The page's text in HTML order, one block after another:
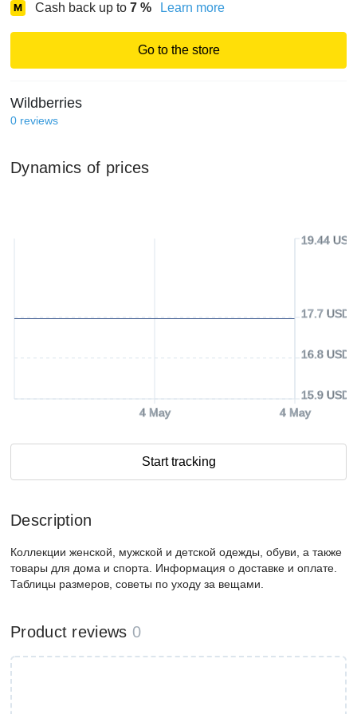
Cash back up to 7 % Learn more
Go to the store
Wildberries
0 reviews
Dynamics of prices
4 May 4 May
15.9 USD
16.8 USD
17.7 USD
19.44 USD
Start tracking
Description
Коллекции женской, мужской и детской одежды, обуви, а также
товары для дома и спорта. Информация о доставке и оплате.
Таблицы размеров, советы по уходу за вещами.
Product reviews 0